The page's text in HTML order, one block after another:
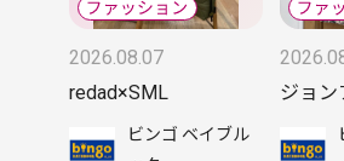
2026.08.07
redad×SML
ビンゴ ベイブル
ジョン